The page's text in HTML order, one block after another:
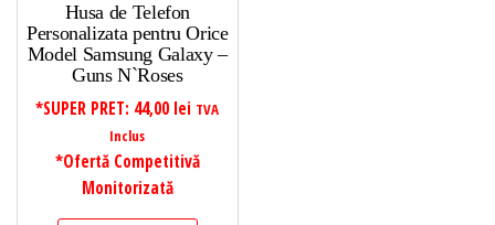
Husa de Telefon
Personalizata pentru Orice
Model Samsung Galaxy –
Guns N`Roses
*SUPER PRET: 44,00 lei TVA
Inclus
*Ofertă Competitivă
Monitorizată